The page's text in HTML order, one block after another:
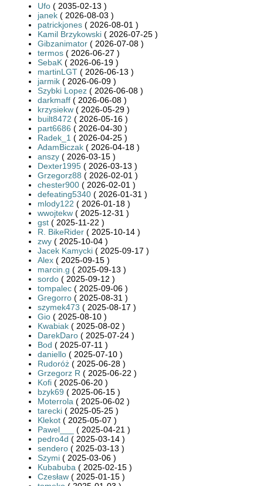
Ufo ( 2035-02-13 )
janek ( 2026-08-03 )
patrickjones ( 2026-08-01 )
Kamil Brzykowski ( 2026-07-25 )
Gibzanimator ( 2026-07-08 )
termos ( 2026-06-27 )
SebaK ( 2026-06-19 )
martinLGT ( 2026-06-13 )
jarmik ( 2026-06-09 )
Szybki Lopez ( 2026-06-08 )
darkmaff ( 2026-06-08 )
krzysiekw ( 2026-05-29 )
built8472 ( 2026-05-16 )
part6686 ( 2026-04-30 )
Radek_1 ( 2026-04-25 )
AdamBiczak ( 2026-04-18 )
anszy ( 2026-03-15 )
Dexter1995 ( 2026-03-13 )
Grzegorz88 ( 2026-02-01 )
chester900 ( 2026-02-01 )
defeating5340 ( 2026-01-31 )
mlody122 ( 2026-01-18 )
wwojtekw ( 2025-12-31 )
gst ( 2025-11-22 )
R. BikeRider ( 2025-10-14 )
zwy ( 2025-10-04 )
Jacek Kamycki ( 2025-09-17 )
Alex ( 2025-09-15 )
marcin.g ( 2025-09-13 )
sordo ( 2025-09-12 )
tompalec ( 2025-09-06 )
Gregorro ( 2025-08-31 )
szymek473 ( 2025-08-17 )
Gio ( 2025-08-10 )
Kwabiak ( 2025-08-02 )
DarekDaro ( 2025-07-24 )
Bod ( 2025-07-11 )
daniello ( 2025-07-10 )
Rudoróż ( 2025-06-28 )
Grzegorz R ( 2025-06-22 )
Kofi ( 2025-06-20 )
bzyk69 ( 2025-06-15 )
Moterrola ( 2025-06-02 )
tarecki ( 2025-05-25 )
Klekot ( 2025-05-07 )
Pawel___
( 2025-04-21 )
pedro4d ( 2025-03-14 )
sendero ( 2025-03-13 )
Szymi ( 2025-03-06 )
Kubabuba ( 2025-02-15 )
Czesław ( 2025-01-15 )